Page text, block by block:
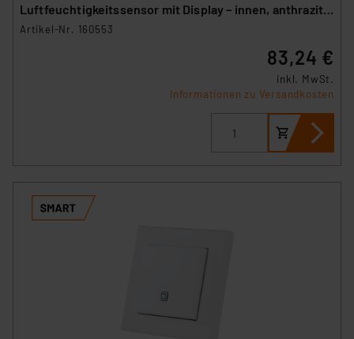
Unsere Kooperation mit diesen Dienstleistern stützt
sich auf die Standarddatenschutzklauseln der
Luftfeuchtigkeitssensor mit Display – innen, anthrazit,
HmIPW-STHD-A
Artikel-Nr. 160553
83,24 €
inkl. MwSt.
Informationen zu Versandkosten